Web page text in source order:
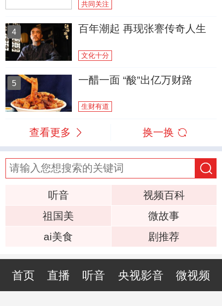
共同关注
4 百年潮起 再现张謇传奇人生
文化十分
5 一醋一面 “酸”出亿万财路
生财有道
查看更多 换一换
听音
视频百科
祖国美
微故事
ai美食
剧推荐
首页 直播 听音 央视影音 微视频